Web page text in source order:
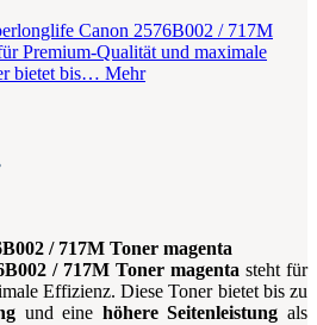
Canon 2576B002 / 717M
Premium-Qualität und maximale
bietet bis… Mehr
/ 717M Toner magenta
/ 717M Toner magenta steht für
Effizienz. Diese Toner bietet bis zu
und eine höhere Seitenleistung als